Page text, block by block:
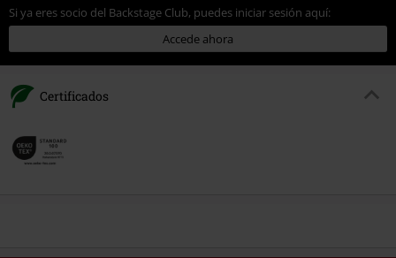
Si ya eres socio del Backstage Club, puedes iniciar sesión aquí:
Accede ahora
Certificados